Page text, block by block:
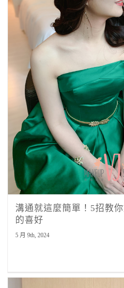
溝通就這麼簡單！5招教
的喜好
5 月 9th, 2024